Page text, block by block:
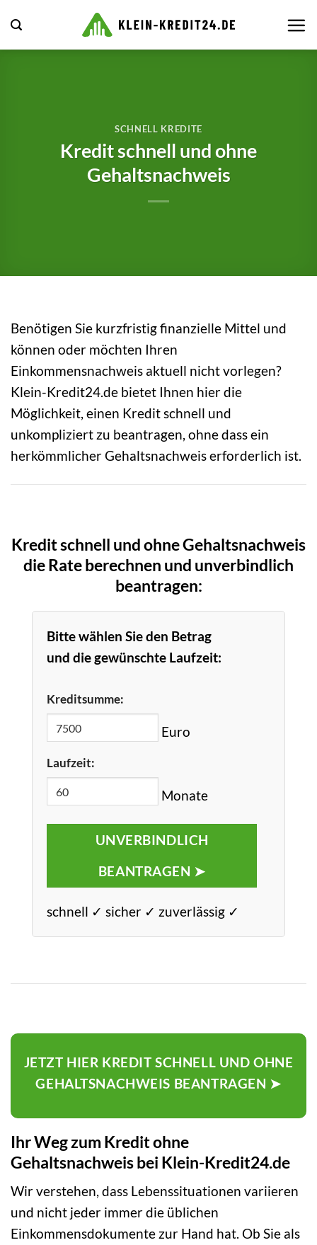
Inhalt
springen
SCHNELL KREDITE
Kredit schnell und ohne
Gehaltsnachweis
Benötigen Sie kurzfristig finanzielle Mittel und
können oder möchten Ihren
Einkommensnachweis aktuell nicht vorlegen?
Klein-Kredit24.de bietet Ihnen hier die
Möglichkeit, einen Kredit schnell und
unkompliziert zu beantragen, ohne dass ein
herkömmlicher Gehaltsnachweis erforderlich ist.
Kredit schnell und ohne Gehaltsnachweis
die Rate berechnen und unverbindlich
beantragen:
Bitte wählen Sie den Betrag
und die gewünschte Laufzeit:
Kreditsumme:
Euro
Laufzeit:
Monate
UNVERBINDLICH
BEANTRAGEN ➤
schnell ✓ sicher ✓ zuverlässig ✓
JETZT HIER KREDIT SCHNELL UND OHNE
GEHALTSNACHWEIS BEANTRAGEN ➤
Ihr Weg zum Kredit ohne
Gehaltsnachweis bei Klein-Kredit24.de
Wir verstehen, dass Lebenssituationen variieren
und nicht jeder immer die üblichen
Einkommensdokumente zur Hand hat. Ob Sie als